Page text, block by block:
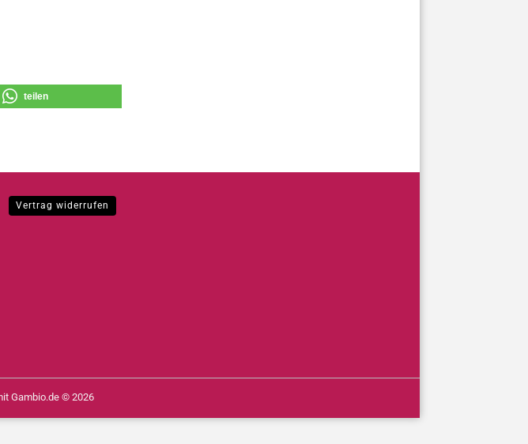
teilen
Vertrag widerrufen
Gambio.de © 2026